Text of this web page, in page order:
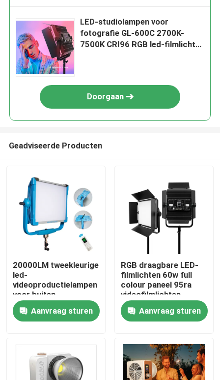
Thuis
Video's
LED-studiolampen voor
fotografie GL-600C 2700K-
7500K CRI96 RGB led-filmlicht
Doorgaan
Geadviseerde Producten
20000LM tweekleurige
led-
videoproductielampen
voor buiten
Aanvraag sturen
RGB draagbare LED-
filmlichten 60w full
colour paneel 95ra
videofilmlichten
Aanvraag sturen